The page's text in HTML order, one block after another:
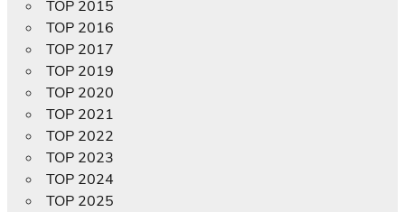
TOP 2015
TOP 2016
TOP 2017
TOP 2019
TOP 2020
TOP 2021
TOP 2022
TOP 2023
TOP 2024
TOP 2025